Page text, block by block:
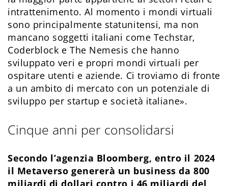
intrattenimento. Al momento i mondi virtuali
sono principalmente statunitensi, ma non
mancano soggetti italiani come Techstar,
Coderblock e The Nemesis che hanno
sviluppato veri e propri mondi virtuali per
ospitare utenti e aziende. Ci troviamo di fronte
a un ambito di mercato con un potenziale di
sviluppo per startup e società italiane».
Cinque anni per consolidarsi
Secondo l’agenzia Bloomberg, entro il 2024
il Metaverso genererà un business da 800